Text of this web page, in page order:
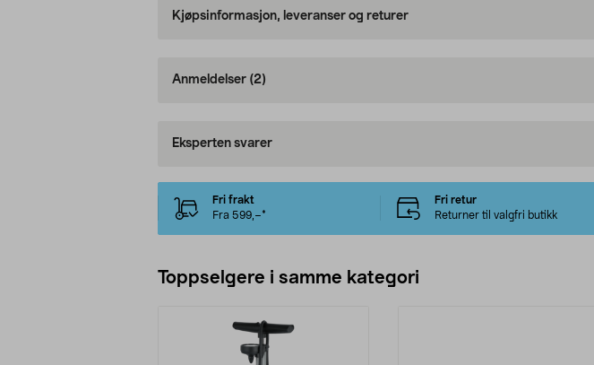
Kjøpsinformasjon, leveranser og returer
Anmeldelser (2)
Eksperten svarer
Fri frakt
Fra 599,–*
Fri retur
Returner til valgfri butikk
Toppselgere i samme kategori